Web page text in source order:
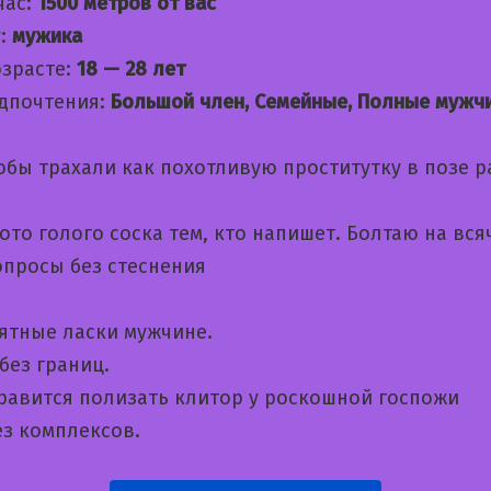
мужика
18 — 28 лет
Большой член, Семейные, Полные
трахали как похотливую проститутку в позе
голого соска тем, кто напишет. Болтаю на
без стеснения
ласки мужчине.
границ.
полизать клитор у роскошной госпожи
комплексов.